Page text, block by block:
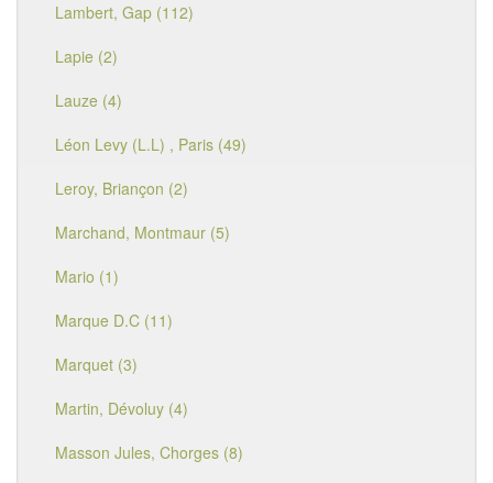
Lambert, Gap (112)
Lapie (2)
Lauze (4)
Léon Levy (L.L) , Paris (49)
Leroy, Briançon (2)
Marchand, Montmaur (5)
Mario (1)
Marque D.C (11)
Marquet (3)
Martin, Dévoluy (4)
Masson Jules, Chorges (8)